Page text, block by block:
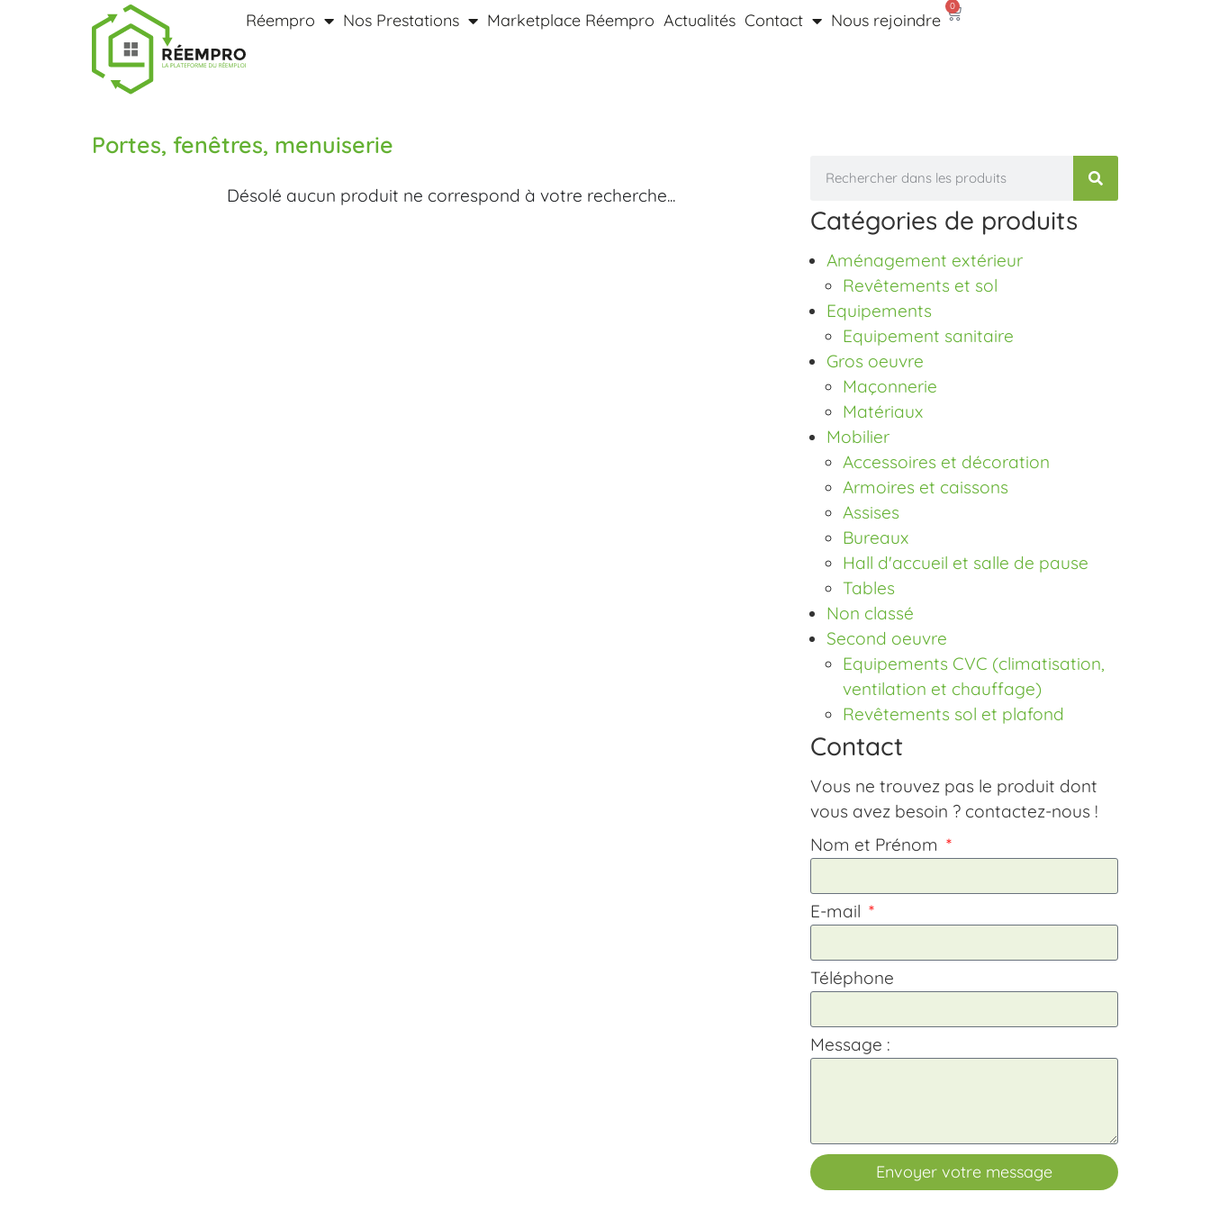
Réempro Nos Prestations Marketplace Réempro Actualités Contact Nous rejoindre
0
Portes, fenêtres, menuiserie
Désolé aucun produit ne correspond à votre recherche...
Catégories de produits
Aménagement extérieur
Revêtements et sol
Equipements
Equipement sanitaire
Gros oeuvre
Maçonnerie
Matériaux
Mobilier
Accessoires et décoration
Armoires et caissons
Assises
Bureaux
Hall d'accueil et salle de pause
Tables
Non classé
Second oeuvre
Equipements CVC (climatisation,
ventilation et chauffage)
Revêtements sol et plafond
Contact
Vous ne trouvez pas le produit dont
vous avez besoin ? contactez-nous !
Nom et Prénom
E-mail
Téléphone
Message :
Envoyer votre message